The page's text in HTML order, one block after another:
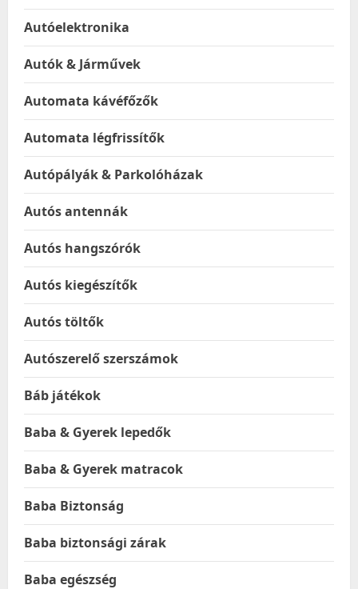
Autóelektronika
Autók & Járművek
Automata kávéfőzők
Automata légfrissítők
Autópályák & Parkolóházak
Autós antennák
Autós hangszórók
Autós kiegészítők
Autós töltők
Autószerelő szerszámok
Báb játékok
Baba & Gyerek lepedők
Baba & Gyerek matracok
Baba Biztonság
Baba biztonsági zárak
Baba egészség